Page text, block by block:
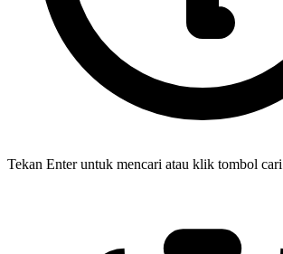
Tekan Enter untuk mencari atau klik tombol cari